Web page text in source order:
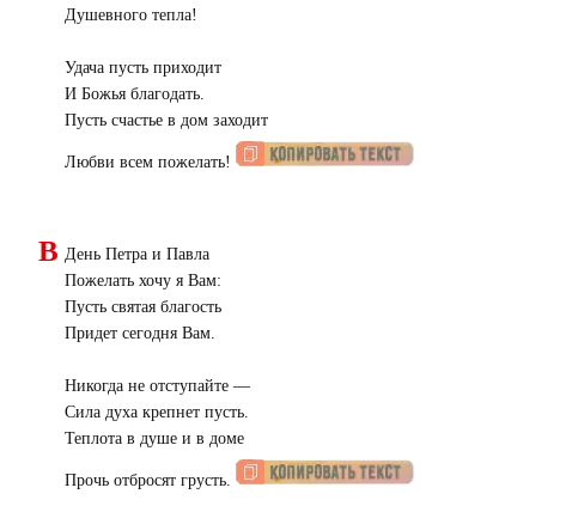
Душевного тепла!
Удача пусть приходит
И Божья благодать.
Пусть счастье в дом заходит
Любви всем пожелать!
В День Петра и Павла
Пожелать хочу я Вам:
Пусть святая благость
Придет сегодня Вам.
Никогда не отступайте —
Сила духа крепнет пусть.
Теплота в душе и в доме
Прочь отбросят грусть.